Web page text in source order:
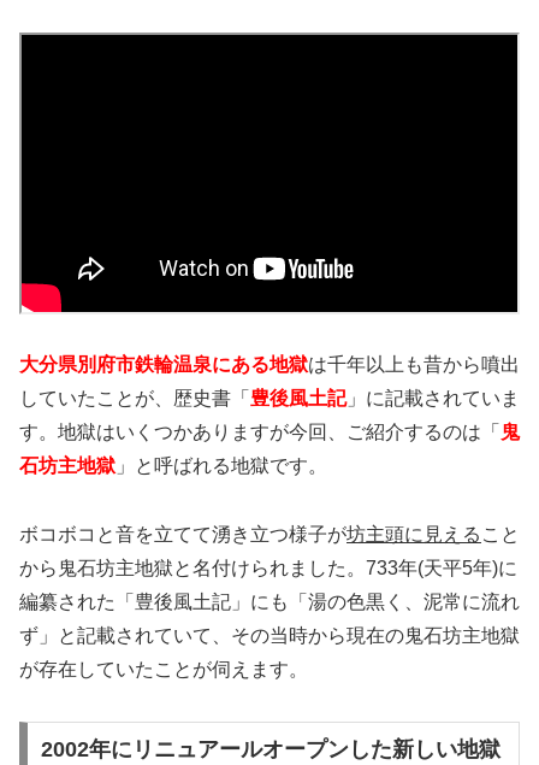
大分県別府市鉄輪温泉にある地獄は千年以上も昔から噴出
していたことが、歴史書「 豊後風土記」に記載されていま
す。地獄はいくつかありますが今回、ご紹介するのは「 鬼
石坊主地獄 」と呼ばれる地獄です。
ボコボコと音を立てて湧き立つ様子が坊主頭に見える こと
から鬼石坊主地獄と名付けられました。733年(天平5年)に
編纂された「豊後風土記」にも「湯の色黒く、泥常に流れ
ず」と記載されていて、その当時から現在の鬼石坊主地獄
が存在していたことが伺えます。
2002年にリニュアールオープンした新しい地獄